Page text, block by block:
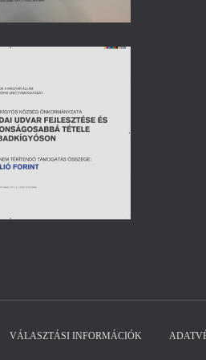
VÁLASZTÁSI INFORMÁCIÓK